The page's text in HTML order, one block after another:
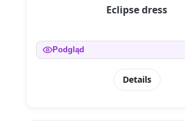
Eclipse dress
Podgląd
Details